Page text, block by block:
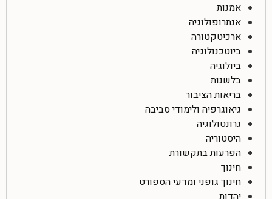
אמנות
אנתרופולוגיה
ארכיטקטורה
ביוטכנולוגיה
ביולוגיה
בלשנות
בריאות הציבור
גיאוגרפיה ולימודי סביבה
גרונטולוגיה
היסטוריה
הפרעות בתקשורת
חינוך
חינוך גופני ומדעי הספורט